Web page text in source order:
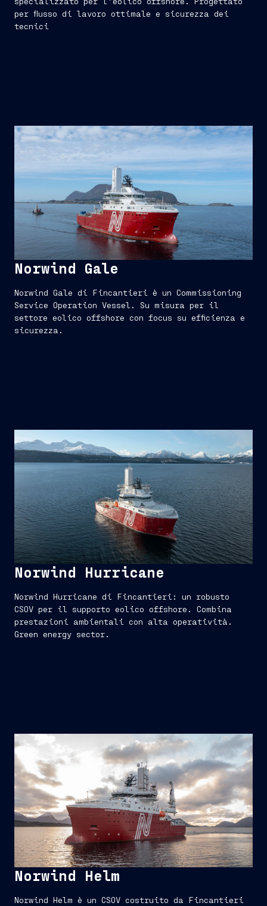
per flusso di lavoro ottimale e sicurezza dei
tecnici
Norwind Gale
Norwind Gale di Fincantieri è un Commissioning
Service Operation Vessel. Su misura per il
settore eolico offshore con focus su efficienza e
sicurezza.
Norwind Hurricane
Norwind Hurricane di Fincantieri: un robusto
CSOV per il supporto eolico offshore. Combina
prestazioni ambientali con alta operatività.
Green energy sector.
Norwind Helm
Norwind Helm è un CSOV costruito da Fincantieri